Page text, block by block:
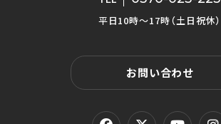
平日10時〜17時（土日祝休）
お問い合わせ